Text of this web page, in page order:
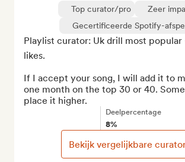
Top curator/pro
Zeer
Gecertificeerde Spotify-
Playlist curator: Uk drill most popular
likes.
If I accept your song, I will add it to
one month on the top 30 or 40.
place it higher.
Deelpercentage
8%
Bekijk vergelijkbare